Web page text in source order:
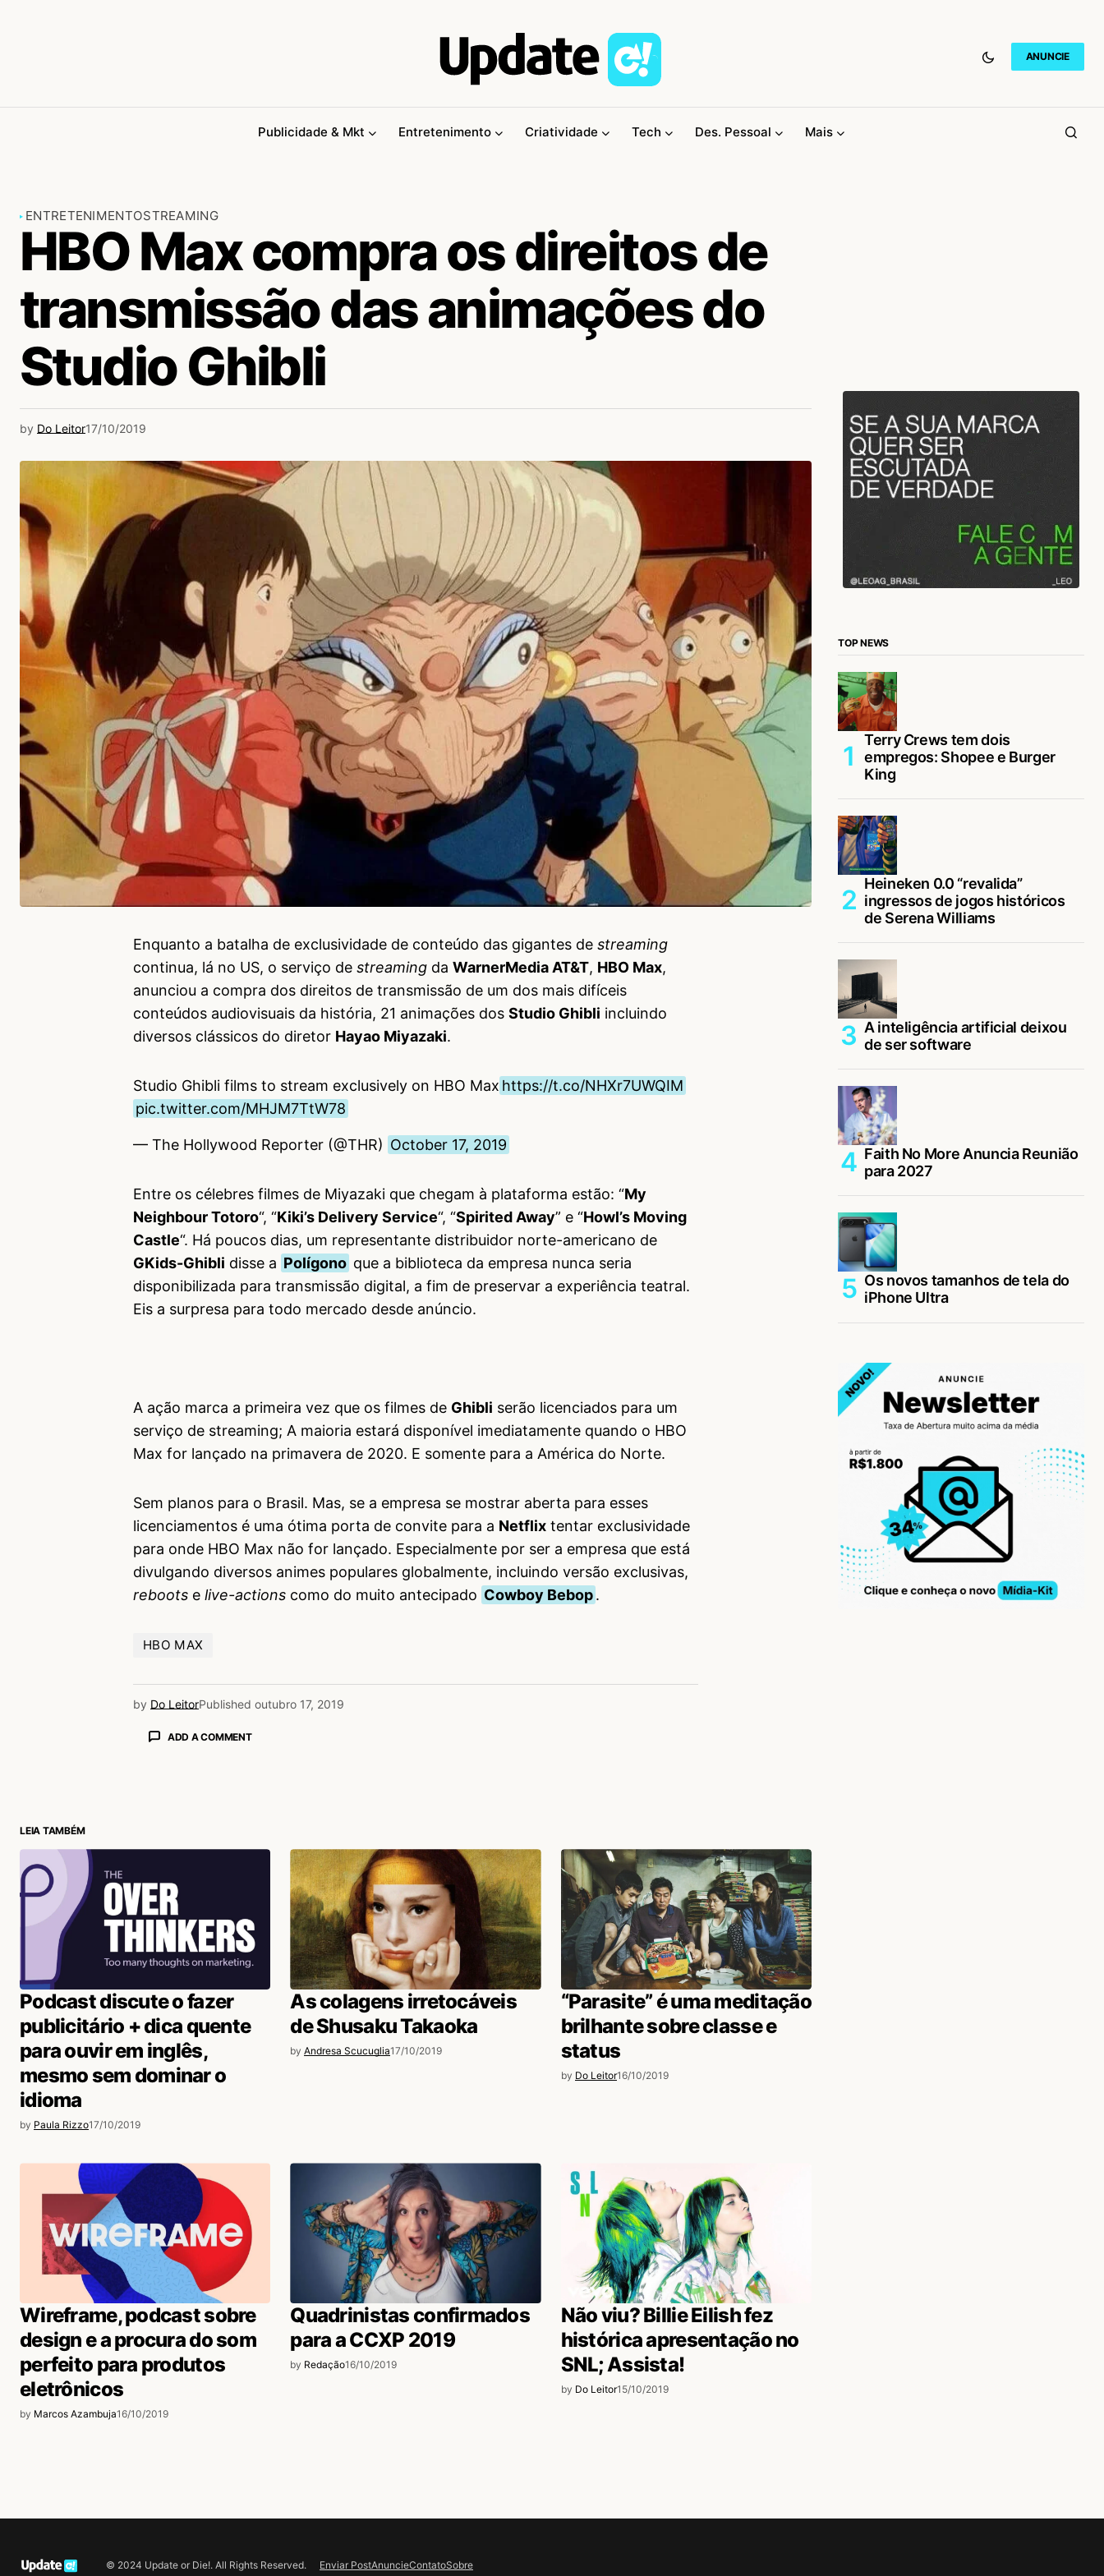
ANUNCIE
Publicidade & Mkt Entretenimento Criatividade Tech Des. Pessoal Mais
ENTRETENIMENTOSTREAMING
HBO Max compra os direitos de
transmissão das animações do
Studio Ghibli
by Do Leitor17/10/2019
Enquanto a batalha de exclusividade de conteúdo das gigantes de streaming
continua, lá no US, o serviço de streaming da WarnerMedia AT&T, HBO Max,
anunciou a compra dos direitos de transmissão de um dos mais difíceis
conteúdos audiovisuais da história, 21 animações dos Studio Ghibli incluindo
diversos clássicos do diretor Hayao Miyazaki.
Studio Ghibli films to stream exclusively on HBO Max https://t.co/NHXr7UWQIM
pic.twitter.com/MHJM7TtW78
— The Hollywood Reporter (@THR) October 17, 2019
Entre os célebres filmes de Miyazaki que chegam à plataforma estão: “My
Neighbour Totoro“, “Kiki’s Delivery Service“, “Spirited Away” e “Howl’s Moving
Castle“. Há poucos dias, um representante distribuidor norte-americano de
GKids-Ghibli disse a Polígono que a biblioteca da empresa nunca seria
disponibilizada para transmissão digital, a fim de preservar a experiência teatral.
Eis a surpresa para todo mercado desde anúncio.
A ação marca a primeira vez que os filmes de Ghibli serão licenciados para um
serviço de streaming; A maioria estará disponível imediatamente quando o HBO
Max for lançado na primavera de 2020. E somente para a América do Norte.
Sem planos para o Brasil. Mas, se a empresa se mostrar aberta para esses
licenciamentos é uma ótima porta de convite para a Netflix tentar exclusividade
para onde HBO Max não for lançado. Especialmente por ser a empresa que está
divulgando diversos animes populares globalmente, incluindo versão exclusivas,
reboots e live-actions como do muito antecipado Cowboy Bebop.
HBO MAX
by Do LeitorPublished outubro 17, 2019
ADD A COMMENT
LEIA TAMBÉM
Podcast discute o fazer
publicitário + dica quente
para ouvir em inglês,
mesmo sem dominar o
idioma
by Paula Rizzo17/10/2019
As colagens irretocáveis
de Shusaku Takaoka
by Andresa Scucuglia17/10/2019
“Parasite” é uma meditação
brilhante sobre classe e
status
by Do Leitor16/10/2019
Wireframe, podcast sobre
design e a procura do som
perfeito para produtos
eletrônicos
by Marcos Azambuja16/10/2019
Quadrinistas confirmados
para a CCXP 2019
by Redação16/10/2019
Não viu? Billie Eilish fez
histórica apresentação no
SNL; Assista!
by Do Leitor15/10/2019
TOP NEWS
Terry Crews tem dois
empregos: Shopee e Burger
King
Heineken 0.0 “revalida”
ingressos de jogos históricos
de Serena Williams
A inteligência artificial deixou
de ser software
Faith No More Anuncia Reunião
para 2027
Os novos tamanhos de tela do
iPhone Ultra
© 2024 Update or Die!. All Rights Reserved. Enviar PostAnuncieContatoSobre